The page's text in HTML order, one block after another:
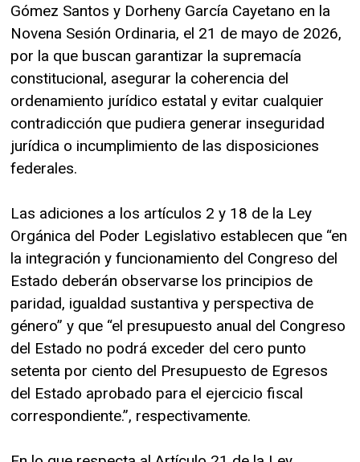
Gómez Santos y Dorheny García Cayetano en la
Novena Sesión Ordinaria, el 21 de mayo de 2026,
por la que buscan garantizar la supremacía
constitucional, asegurar la coherencia del
ordenamiento jurídico estatal y evitar cualquier
contradicción que pudiera generar inseguridad
jurídica o incumplimiento de las disposiciones
federales.
Las adiciones a los artículos 2 y 18 de la Ley
Orgánica del Poder Legislativo establecen que “en
la integración y funcionamiento del Congreso del
Estado deberán observarse los principios de
paridad, igualdad sustantiva y perspectiva de
género” y que “el presupuesto anual del Congreso
del Estado no podrá exceder del cero punto
setenta por ciento del Presupuesto de Egresos
del Estado aprobado para el ejercicio fiscal
correspondiente.”, respectivamente.